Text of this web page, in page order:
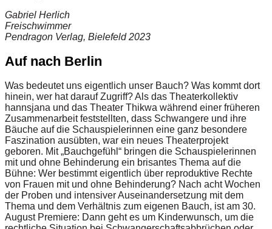
Gabriel Herlich
Freischwimmer
Pendragon Verlag, Bielefeld 2023
Auf nach Berlin
Was bedeutet uns eigentlich unser Bauch? Was kommt dort
hinein, wer hat darauf Zugriff? Als das Theaterkollektiv
hannsjana und das Theater Thikwa während einer früheren
Zusammenarbeit feststellten, dass Schwangere und ihre
Bäuche auf die Schauspielerinnen eine ganz besondere
Faszination ausübten, war ein neues Theaterprojekt
geboren. Mit „Bauchgefühl“ bringen die Schauspielerinnen
mit und ohne Behinderung ein brisantes Thema auf die
Bühne: Wer bestimmt eigentlich über reproduktive Rechte
von Frauen mit und ohne Behinderung? Nach acht Wochen
der Proben und intensiver Auseinandersetzung mit dem
Thema und dem Verhältnis zum eigenen Bauch, ist am 30.
August Premiere: Dann geht es um Kinderwunsch, um die